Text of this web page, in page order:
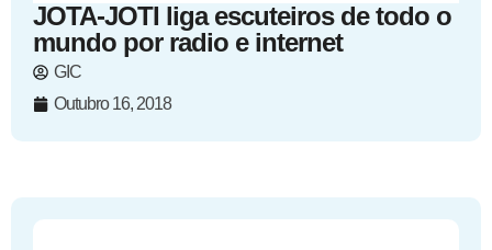
JOTA-JOTI liga escuteiros de todo o
mundo por radio e internet
GIC
Outubro 16, 2018